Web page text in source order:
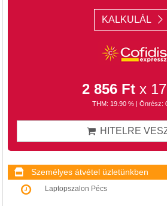
KALKULÁL
2 856 Ft x
THM: 19.90 % | Önrész:
HITELRE
Személyes átvétel üzletünkben
Laptopszalon Pécs